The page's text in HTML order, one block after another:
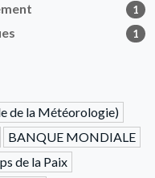
1
1
de la Météorologie)
BANQUE MONDIALE
de la Paix